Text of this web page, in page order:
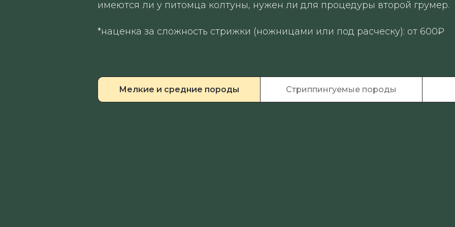
имеются ли у питомца колтуны, нужен ли для процедуры второй грумер.
*наценка за сложность стрижки (ножницами или под расческу): от 600₽
Мелкие и средние породы Стриппингуемые породы